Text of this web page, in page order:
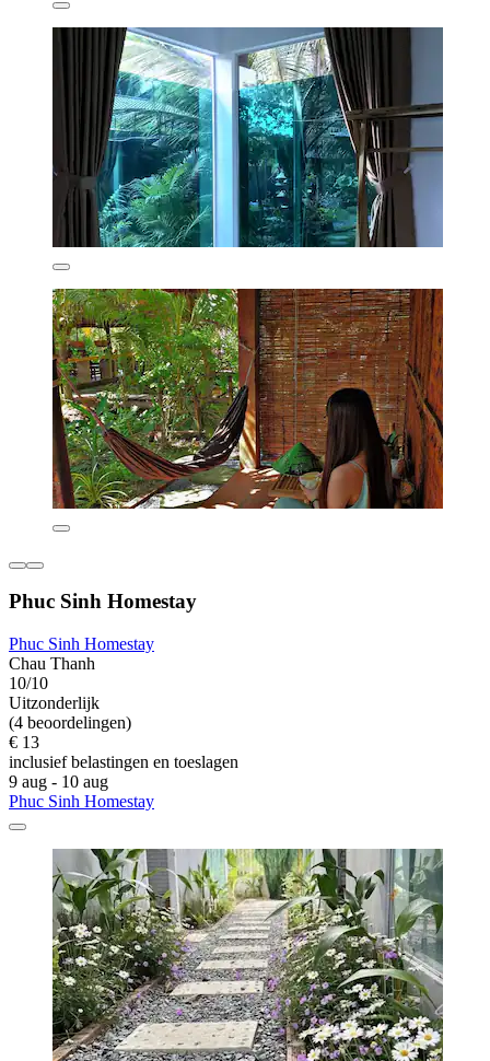
Phuc Sinh Homestay
Phuc Sinh Homestay
Chau Thanh
10/10
Uitzonderlijk
(4 beoordelingen)
€ 13
inclusief belastingen en toeslagen
9 aug - 10 aug
Phuc Sinh Homestay